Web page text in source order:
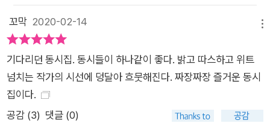
지쳐 미끄러지는 명아주 지팡이에게 살며시 모서리를 내어 주는
‘벽’(「명아주 지팡이」), 교문 앞으로 몰려나와 곧장 학원 차에 올
다. 덕분에 기우뚱 흔들리면서도 훈이의 자전거는 계속 앞으로 나
꼬막 2020-02-14
기다리던 동시집. 동시들이 하나같이 좋다. 밝고 따스하고 위트
넘치는 작가의 시선에 덩달아 흐뭇해진다. 짜장짜장 즐거운 동시
집이다.
공감 (3) 댓글 (0)